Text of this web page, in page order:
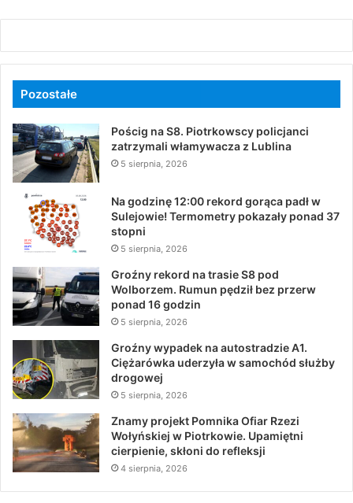
Pozostałe
Pościg na S8. Piotrkowscy policjanci
zatrzymali włamywacza z Lublina
5 sierpnia, 2026
Na godzinę 12:00 rekord gorąca padł w
Sulejowie! Termometry pokazały ponad 37
stopni
5 sierpnia, 2026
Groźny rekord na trasie S8 pod
Wolborzem. Rumun pędził bez przerw
ponad 16 godzin
5 sierpnia, 2026
Groźny wypadek na autostradzie A1.
Ciężarówka uderzyła w samochód służby
drogowej
5 sierpnia, 2026
Znamy projekt Pomnika Ofiar Rzezi
Wołyńskiej w Piotrkowie. Upamiętni
cierpienie, skłoni do refleksji
4 sierpnia, 2026